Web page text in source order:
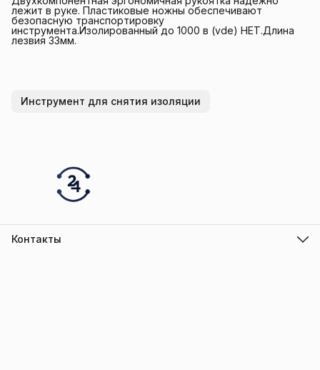
лежит в руке. Пластиковые ножны обеспечивают
безопасную транспортировку
инструмента.Изолированный до 1000 в (vde) НЕТ.Длина
лезвия 33мм.
Инструмент для снятия изоляции
Контакты